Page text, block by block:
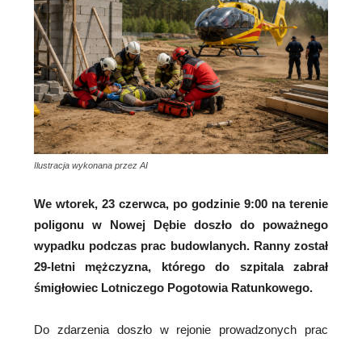
Ilustracja wykonana przez AI
We wtorek, 23 czerwca, po godzinie 9:00 na terenie
poligonu w Nowej Dębie doszło do poważnego
wypadku podczas prac budowlanych. Ranny został
29-letni mężczyzna, którego do szpitala zabrał
śmigłowiec Lotniczego Pogotowia Ratunkowego.
Do zdarzenia doszło w rejonie prowadzonych prac